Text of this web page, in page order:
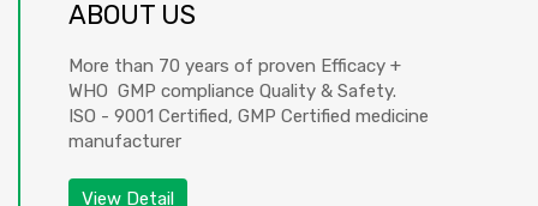
ABOUT US
More than 70 years of proven Efficacy +
WHO GMP compliance Quality & Safety.
ISO - 9001 Certified, GMP Certified medicine
manufacturer
View Detail